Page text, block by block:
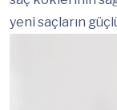
yeni saçların